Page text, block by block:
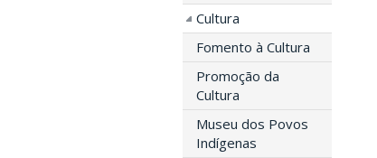
Cultura
Fomento à Cultura
Promoção da
Cultura
Museu dos Povos
Indígenas